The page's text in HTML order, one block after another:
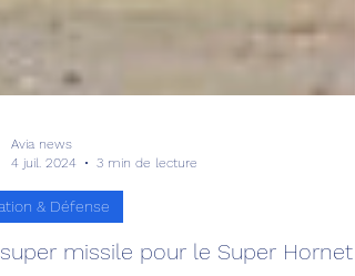
Avia news
4 juil. 2024
3 min de lecture
& Défense